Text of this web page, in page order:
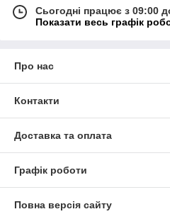
Сьогодні працює з 09:00
Показати весь графік
Про нас
Контакти
Доставка та оплата
Графік роботи
Повна версія сайту